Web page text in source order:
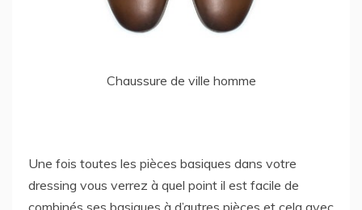
Chaussure de ville homme
Une fois toutes les pièces basiques dans votre
dressing vous verrez à quel point il est facile de